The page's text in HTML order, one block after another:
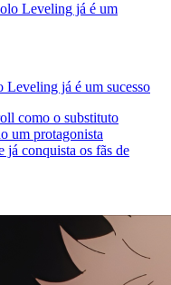
já é um sucesso
como o substituto
um protagonista
já conquista os fãs de